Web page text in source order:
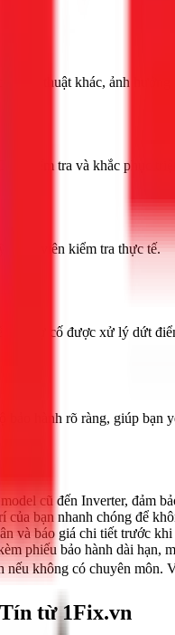
kỹ thuật khác, ảnh hưởng
kiểm tra và khắc phục
thuật viên kiểm tra thực tế.
các sự cố được xử lý dứt
hành rõ ràng, giúp bạn
cũ đến Inverter, đảm
bạn nhanh chóng để
và báo giá chi tiết trước
phiếu bảo hành dài hạn,
không có chuyên môn.
từ 1Fix.vn